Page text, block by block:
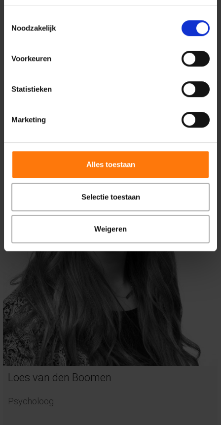
Noodzakelijk
Voorkeuren
Statistieken
Marketing
Alles toestaan
Selectie toestaan
Weigeren
Loes van den Boomen
Psycholoog